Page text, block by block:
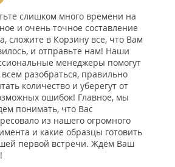
слишком много времени на
и очень точное составление
сложите в Корзину все, что Вам
и отправьте нам! Наши
менеджеры помогут
разобраться, правильно
количество и уберегут от
ошибок! Главное, мы
понимать, что Вас
из нашего огромного
и какие образцы готовить
первой встречи. Ждём Ваш